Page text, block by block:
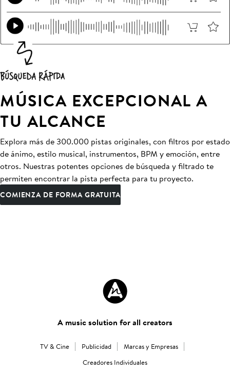
MÚSICA EXCEPCIONAL A
TU ALCANCE
Explora más de 300.000 pistas originales, con filtros por estado
de ánimo, estilo musical, instrumentos, BPM y emoción, entre
otros. Nuestras potentes opciones de búsqueda y filtrado te
permiten encontrar la pista perfecta para tu proyecto.
COMIENZA DE FORMA GRATUITA
A music solution for all creators
TV & Cine Publicidad
Marcas y Empresas
Creadores Individuales